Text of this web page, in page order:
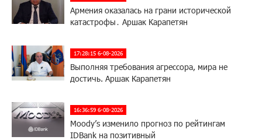
Армения оказалась на грани исторической
катастрофы․ Аршак Карапетян
17:28:15 6-08-2026
Выполняя требования агрессора, мира не
достичь. Аршак Карапетян
16:36:59 6-08-2026
Moody’s изменило прогноз по рейтингам
IDBank на позитивный